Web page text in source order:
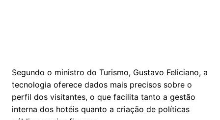
Segundo o ministro do Turismo, Gustavo Feliciano, a
tecnologia oferece dados mais precisos sobre o
perfil dos visitantes, o que facilita tanto a gestão
interna dos hotéis quanto a criação de políticas